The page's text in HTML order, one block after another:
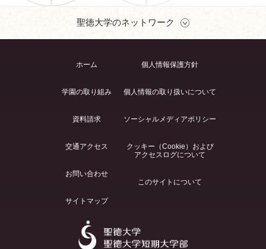
聖徳大学のネットワーク
ホーム
学園の取り組み
資料請求
交通アクセス
お問い合わせ
サイトマップ
個人情報保護方針
個人情報の取り扱いについて
ソーシャルメディアポリシー
クッキー（Cookie）および
アクセスログについて
このサイトについて